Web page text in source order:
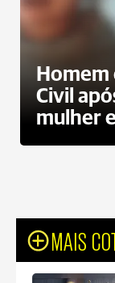
Homem
Civil
mulher
MAIS